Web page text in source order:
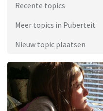
Recente topics
Meer topics in Puberteit
Nieuw topic plaatsen